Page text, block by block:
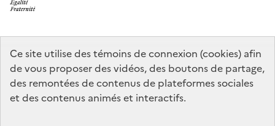
Ce site utilise des témoins de connexion (cookies) afin
de vous proposer des vidéos, des boutons de partage,
des remontées de contenus de plateformes sociales
et des contenus animés et interactifs.
data.gouv.fr legifrance.gouv.fr
info.gouv.fr
service-public.gouv.fr